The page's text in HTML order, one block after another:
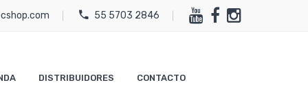
55 5703 2846
DISTRIBUIDORES CONTACTO